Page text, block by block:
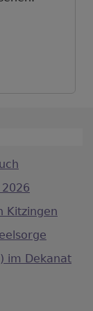
Kitzingen
im Dekanat